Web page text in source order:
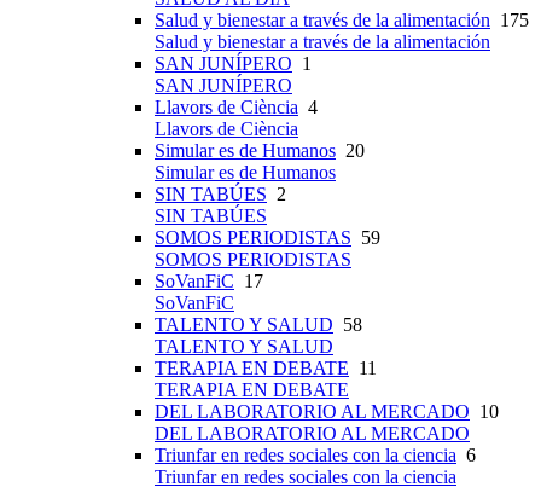
Salud y bienestar a través de la alimentación 175
Salud y bienestar a través de la alimentación
SAN JUNÍPERO 1
SAN JUNÍPERO
Llavors de Ciència 4
Llavors de Ciència
Simular es de Humanos 20
Simular es de Humanos
SIN TABÚES 2
SIN TABÚES
SOMOS PERIODISTAS 59
SOMOS PERIODISTAS
SoVanFiC 17
SoVanFiC
TALENTO Y SALUD 58
TALENTO Y SALUD
TERAPIA EN DEBATE 11
TERAPIA EN DEBATE
DEL LABORATORIO AL MERCADO 10
DEL LABORATORIO AL MERCADO
Triunfar en redes sociales con la ciencia 6
Triunfar en redes sociales con la ciencia